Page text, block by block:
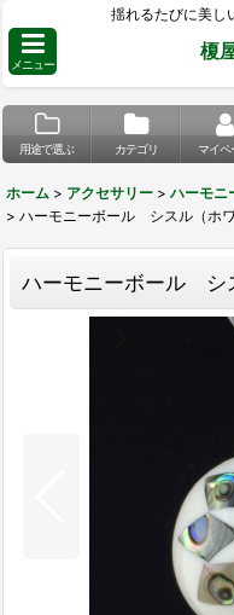
揺れるたびに美し
メニュー
榎
用途で選ぶ カテゴリ マイペ
ホーム > アクセサリー > ハーモニ
> ハーモニーボール シスル（ホワ
ハーモニーボール シ